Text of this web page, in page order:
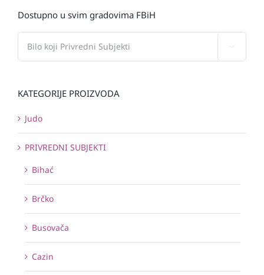
Dostupno u svim gradovima FBiH
KATEGORIJE PROIZVODA
Judo
PRIVREDNI SUBJEKTI
Bihać
Brčko
Busovača
Cazin